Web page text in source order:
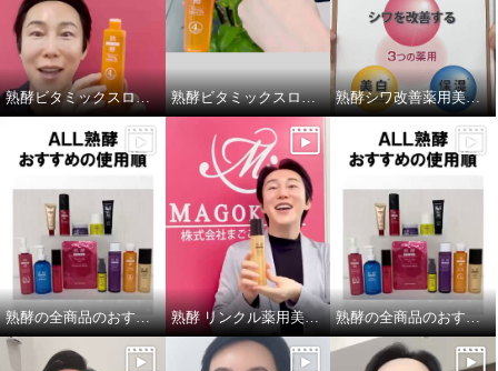
熟酵 角質層の隅々まで 浸透美容
熟酵 お肌をやわらげ 輝くツヤ肌
熟酵ビタミックスローションDX 熟酵ビタミックスローションDX テクスチャー紹介 熟酵シワ改善薬用美白セラム
熟酵の全商品のおすすめ手順を紹介しております！ 熟酵 リンクル薬用美白ローション 熟酵の全商品のおすすめの手順を紹介しております❗️